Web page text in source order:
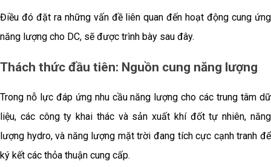
Điều đó đặt ra những vấn đề liên quan đến hoạt động cung ứng
năng lượng cho DC, sẽ được trình bày sau đây.
Thách thức đầu tiên: Nguồn cung năng lượng
Trong nỗ lực đáp ứng nhu cầu năng lượng cho các trung tâm dữ
liệu, các công ty khai thác và sản xuất khí đốt tự nhiên, năng
lượng hydro, và năng lượng mặt trời đang tích cực cạnh tranh để
ký kết các thỏa thuận cung cấp.